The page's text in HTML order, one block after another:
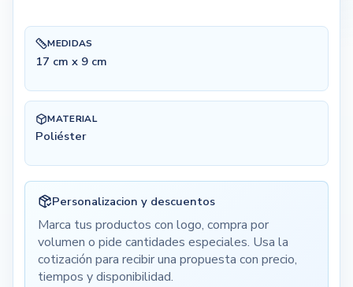
MEDIDAS
17 cm x 9 cm
MATERIAL
Poliéster
Personalizacion y descuentos
Marca tus productos con logo, compra por
volumen o pide cantidades especiales. Usa la
cotización para recibir una propuesta con precio,
tiempos y disponibilidad.